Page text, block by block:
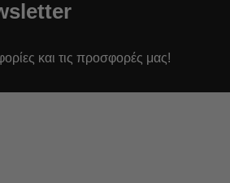
και τις προσφορές μας!